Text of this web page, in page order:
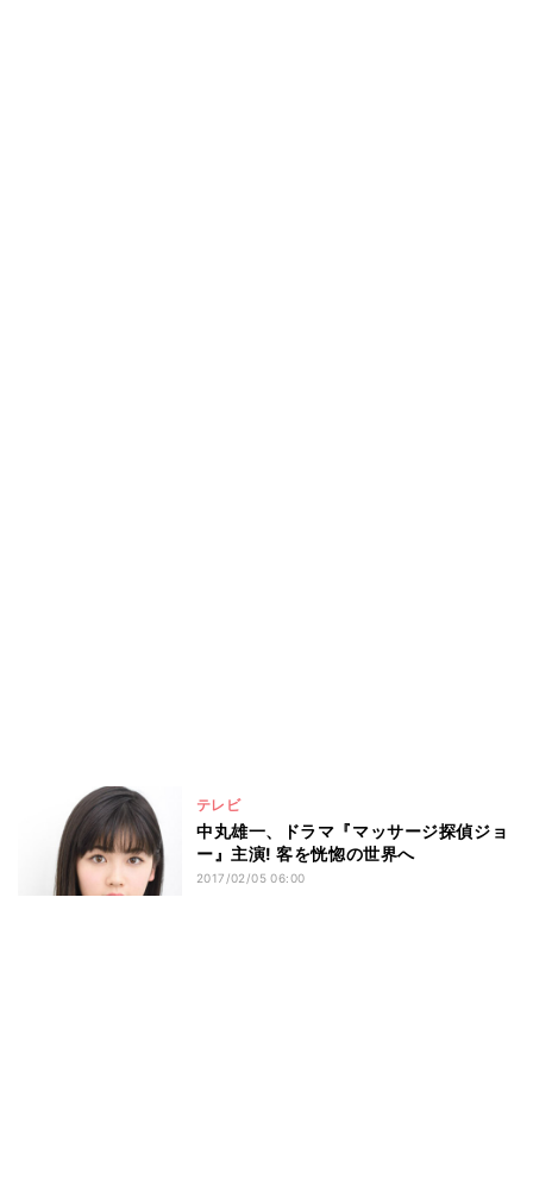
テレビ
中丸雄一、ドラマ『マッサージ探偵ジョ
ー』主演! 客を恍惚の世界へ
2017/02/05 06:00